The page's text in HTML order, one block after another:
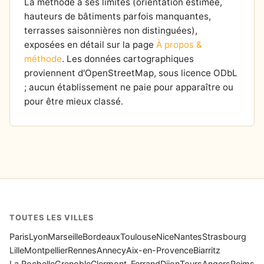
hauteurs de bâtiments parfois manquantes,
terrasses saisonnières non distinguées),
exposées en détail sur la page À propos &
méthode. Les données cartographiques
proviennent d'OpenStreetMap, sous licence ODbL
; aucun établissement ne paie pour apparaître ou
pour être mieux classé.
TOUTES LES VILLES
ParisLyonMarseilleBordeauxToulouseNiceNantesStrasbourg
LilleMontpellierRennesAnnecyAix-en-ProvenceBiarritz